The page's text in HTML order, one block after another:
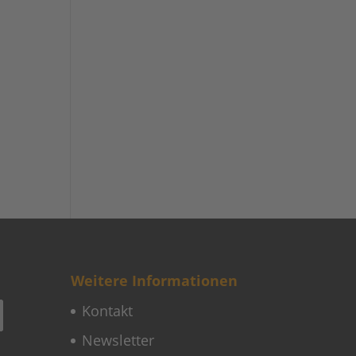
Weitere Informationen
Kontakt
Newsletter